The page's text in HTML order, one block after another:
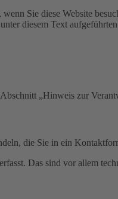
Sie diese Website
diesem Text
„Hinweis zur
die Sie in ein
Das sind vor allem